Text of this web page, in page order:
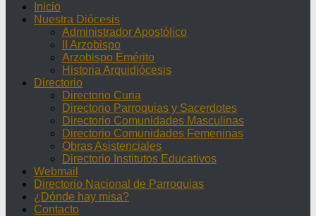
Inicio
Nuestra Diócesis
Administrador Apostólico
II Arzobispo
Arzobispo Emérito
Historia Arquidiócesis
Directorio
Directorio Curia
Directorio Parroquias y Sacerdotes
Directorio Comunidades Masculinas
Directorio Comunidades Femeninas
Obras Asistenciales
Directorio Institutos Educativos
Webmail
Directorio Nacional de Parroquias
¿Dónde hay misa?
Contacto